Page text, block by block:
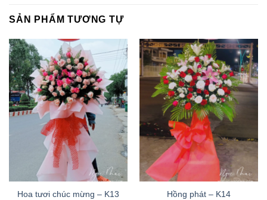
SẢN PHẨM TƯƠNG TỰ
Hoa tươi chúc mừng – K13
Hồng phát – K14